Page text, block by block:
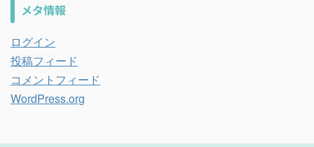
メタ情報
ログイン
投稿フィード
コメントフィード
WordPress.org